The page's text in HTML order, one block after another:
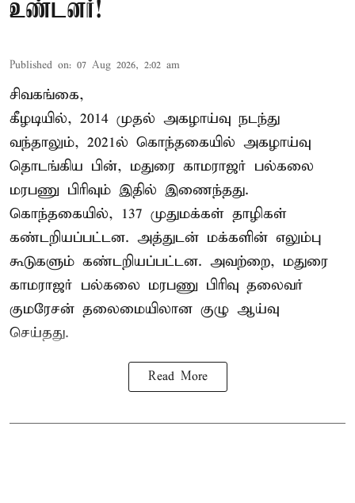
உண்டனர்!
Published on: 07 Aug 2026, 2:02 am
சிவகங்கை,
கீழடியில், 2014 முதல் அகழாய்வு நடந்து
வந்தாலும், 2021ல் கொந்தகையில் அகழாய்வு
தொடங்கிய பின், மதுரை காமராஜர் பல்கலை
மரபணு பிரிவும் இதில் இணைந்தது.
கொந்தகையில், 137 முதுமக்கள் தாழிகள்
கண்டறியப்பட்டன. அத்துடன் மக்களின் எலும்பு
கூடுகளும் கண்டறியப்பட்டன. அவற்றை, மதுரை
காமராஜர் பல்கலை மரபணு பிரிவு தலைவர்
குமரேசன் தலைமையிலான குழு ஆய்வு
செய்தது.
Read More